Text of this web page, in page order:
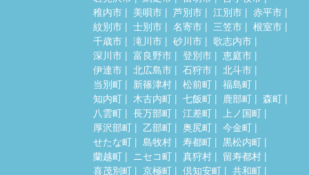
稚内市
美唄市 芦別市 江別市
赤平市
紋別市
士別市 名寄市 三笠市
根室市
千歳市
滝川市 砂川市
歌志内市
深川市
富良野市 登別市
恵庭市
伊達市
北広島市 石狩市
北斗市
当別町
新篠津村 松前町
福島町
知内町
木古内町 七飯町 鹿部町
森町
八雲町
長万部町 江差町
上ノ国町
厚沢部町
乙部町 奥尻町
今金町
せたな町
島牧村 寿都町
黒松内町
蘭越町
ニセコ町 真狩村
留寿都村
喜茂別町
京極町 倶知安町
共和町